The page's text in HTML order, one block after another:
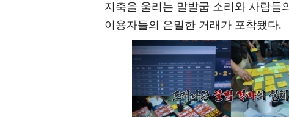
지축을 울리는 말발굽 소리와 사람들
이용자들의 은밀한 거래가 포착됐다.